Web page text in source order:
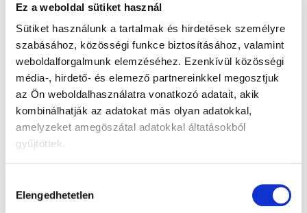
Ez a weboldal sütiket használ
Sütiket használunk a tartalmak és hirdetések személyre
szabásához, közösségi funkce biztosításához, valamint
weboldalforgalmunk elemzéséhez. Ezenkívül közösségi
média-, hirdető- és elemező partnereinkkel megosztjuk
az Ön weboldalhasználatra vonatkozó adatait, akik
kombinálhatják az adatokat más olyan adatokkal,
amelyzeket amegöszátal adatokkal áltatásokból
gyűjtöttek.
kiválasztása
Elengedhetetlen
A szabadalmaztatott Ovopet® ereje
AzOvopet® egy egyedülálló komplex, amely
tojáshéjmembránból származik, és természetes
forrása a kollagénnek és más bioaktív anyagoknak.
Klinikai vizsgálatok igazolják jótékony hatását a
porcok támogatásában, valamint az ízületek
rugalmasságának és flexibilitásának fenntartásában.
Más gondosan kiválasztott összetevőkkel együtt
kutyája számára.